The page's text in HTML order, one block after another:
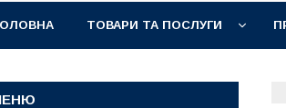
ТОВАРИ ТА ПОСЛУГИ